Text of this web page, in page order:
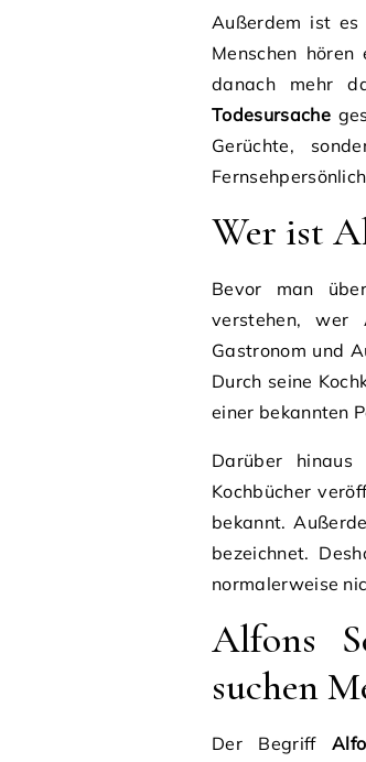
Außerdem ist es
Menschen
danach mehr
Todesursache
Gerüchte,
Wer ist
Bevor man
verstehen, wer
Gastronom und
Durch seine
einer bekannten
Darüber hinaus
Kochbücher
bekannt.
bezeichnet.
normalerweise
Alfons
suchen
Der Begriff